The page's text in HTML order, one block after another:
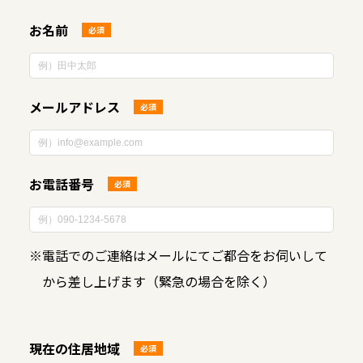
お名前 必須
メールアドレス 必須
お電話番号 必須
※電話でのご連絡はメールにてご都合をお伺いして
から差し上げます（緊急の場合を除く）
現在の住居地域 必須